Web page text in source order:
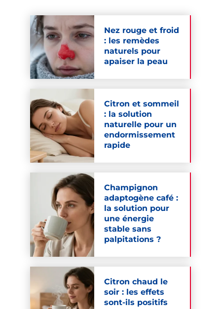
Nez rouge et froid
: les remèdes
naturels pour
apaiser la peau
Citron et sommeil
: la solution
naturelle pour un
endormissement
rapide
Champignon
adaptogène café :
la solution pour
une énergie
stable sans
palpitations ?
Citron chaud le
soir : les effets
sont-ils positifs